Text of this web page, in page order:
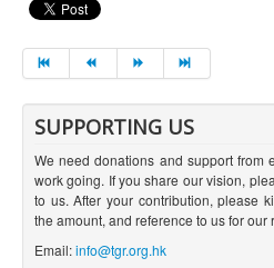
SUPPORTING US
We need donations and support from
work going. If you share our vision,
to us. After your contribution, please
the amount, and reference to us for our
Email:info@tgr.org.hk